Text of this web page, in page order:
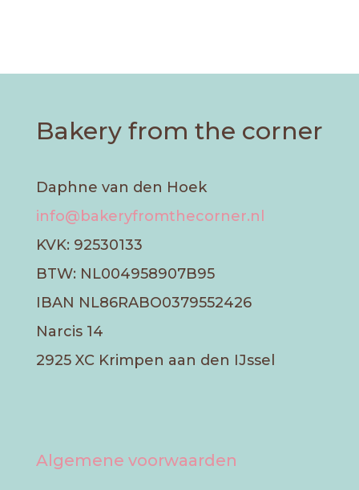
Bakery from the corner
Daphne van den Hoek
info@bakeryfromthecorner.nl
KVK: 92530133
BTW: NL004958907B95
IBAN NL86RABO0379552426
Narcis 14
2925 XC Krimpen aan den IJssel
Algemene voorwaarden